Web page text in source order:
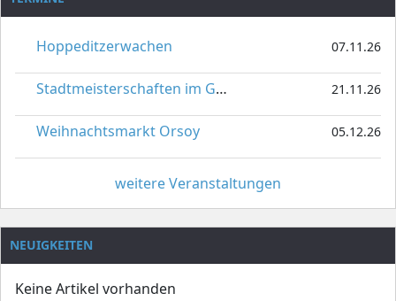
Hoppeditzerwachen 07.11.26
Stadtmeisterschaften im Gardetanz 21.11.26
Weihnachtsmarkt Orsoy 05.12.26
weitere Veranstaltungen
NEUIGKEITEN
Keine Artikel vorhanden